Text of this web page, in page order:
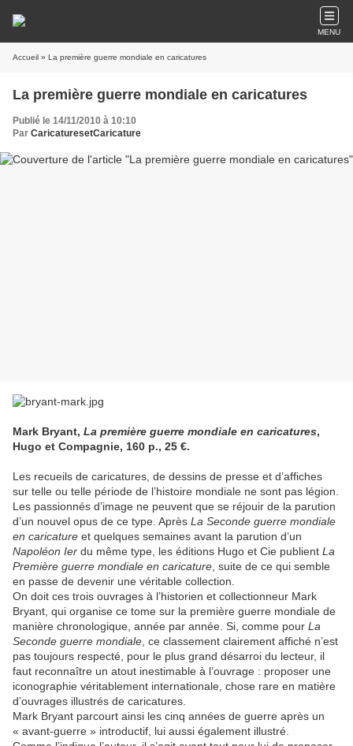
MENU
Accueil » La première guerre mondiale en caricatures
La première guerre mondiale en caricatures
Publié le 14/11/2010 à 10:10
Par CaricaturesetCaricature
Mark Bryant, La première guerre mondiale en caricatures,
Hugo et Compagnie, 160 p., 25 €.
Les recueils de caricatures, de dessins de presse et d’affiches
sur telle ou telle période de l’histoire mondiale ne sont pas légion.
Les passionnés d’image ne peuvent que se réjouir de la parution
d’un nouvel opus de ce type. Après La Seconde guerre mondiale
en caricature et quelques semaines avant la parution d’un
Napoléon Ier du même type, les éditions Hugo et Cie publient La
Première guerre mondiale en caricature , suite de ce qui semble
en passe de devenir une véritable collection.
On doit ces trois ouvrages à l’historien et collectionneur Mark
Bryant, qui organise ce tome sur la première guerre mondiale de
manière chronologique, année par année. Si, comme pour La
Seconde guerre mondiale , ce classement clairement affiché n’est
pas toujours respecté, pour le plus grand désarroi du lecteur, il
faut reconnaître un atout inestimable à l’ouvrage : proposer une
iconographie véritablement internationale, chose rare en matière
d’ouvrages illustrés de caricatures.
Mark Bryant parcourt ainsi les cinq années de guerre après un
« avant-guerre » introductif, lui aussi également illustré.